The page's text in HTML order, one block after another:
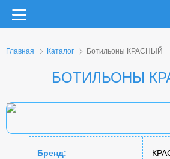
Главная Каталог Ботильоны КРАСНЫЙ
БОТИЛЬОНЫ
Бренд: